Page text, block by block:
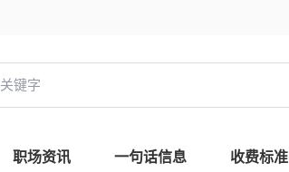
职场资讯 一句话信息 收费标准